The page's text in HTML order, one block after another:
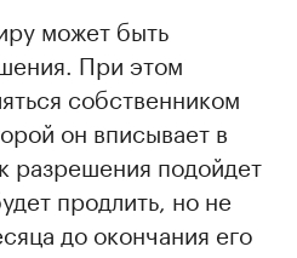
может быть
При этом
собственником
он вписывает в
разрешения подойдет
продлить, но не
до окончания его